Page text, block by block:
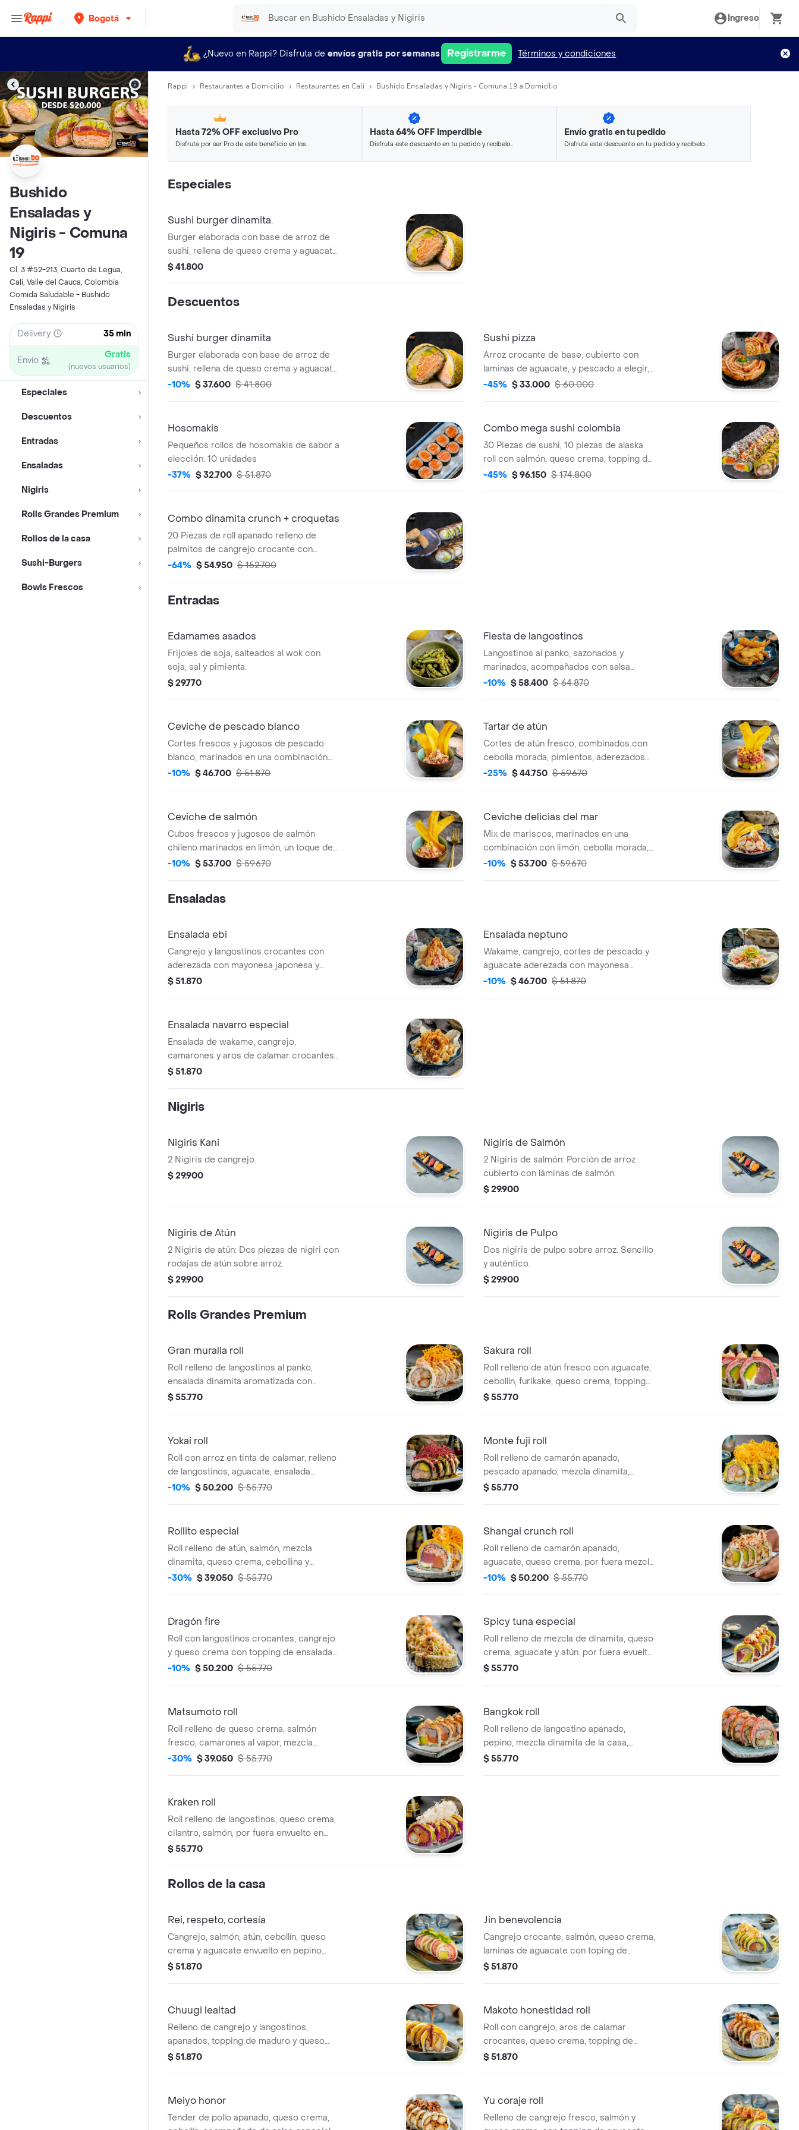
Bogotá Ingreso
¿Nuevo en Rappi? Disfruta de envíos gratis por semanas Registrarme Términos y condiciones
Bushido
Ensaladas y
Nigiris - Comuna
19
Cl. 3 #52-213, Cuarto de Legua,
Cali, Valle del Cauca, Colombia
Comida Saludable - Bushido
Ensaladas y Nigiris
Delivery 35 min
Envío Gratis
(nuevos usuarios)
Especiales
Descuentos
Entradas
Ensaladas
Nigiris
Rolls Grandes Premium
Rollos de la casa
Sushi-Burgers
Bowls Frescos
Rappi Restaurantes a Domicilio Restaurantes en Cali Bushido Ensaladas y Nigiris - Comuna 19 a Domicilio
Hasta 72% OFF exclusivo Pro
Disfruta por ser Pro de este beneficio en los
Hasta 64% OFF imperdible
Disfruta este descuento en tu pedido y recíbelo
Envío gratis en tu pedido
Disfruta este descuento en tu pedido y recíbelo
Especiales
Sushi burger dinamita.
Burger elaborada con base de arroz de
sushi, rellena de queso crema y aguacate
cremoso, con ensalada dinamita de
$ 41.800
Descuentos
Sushi burger dinamita
Burger elaborada con base de arroz de
sushi, rellena de queso crema y aguacate
cremoso, con ensalada dinamita de
-10% $ 37.600 $ 41.800
Sushi pizza
Arroz crocante de base, cubierto con
laminas de aguacate, y pescado a elegir,
wakame, masago salsa teriyaki, chipotle
-45% $ 33.000 $ 60.000
Hosomakis
Pequeños rollos de hosomakis de sabor a
elección. 10 unidades
-37% $ 32.700 $ 51.870
Combo mega sushi colombia
30 Piezas de sushi, 10 piezas de alaska
roll con salmón, queso crema, topping de
aguacate, salmón, wakame y masago, 10
-45% $ 96.150 $ 174.800
Combo dinamita crunch + croquetas
20 Piezas de roll apanado relleno de
palmitos de cangrejo crocante con
queso crema, aguacate bañados en salsa
-64% $ 54.950 $ 152.700
Entradas
Edamames asados
Frijoles de soja, salteados al wok con
soja, sal y pimienta.
$ 29.770
Fiesta de langostinos
Langostinos al panko, sazonados y
marinados, acompañados con salsa
chipote y salsa teriyaki.
-10% $ 58.400 $ 64.870
Ceviche de pescado blanco
Cortes frescos y jugosos de pescado
blanco, marinados en una combinación
con limón, cebolla morada, ají dulce y
-10% $ 46.700 $ 51.870
Tartar de atún
Cortes de atún fresco, combinados con
cebolla morada, pimientos, aderezados
con toques de, limón, srirasha, aceite de
-25% $ 44.750 $ 59.670
Ceviche de salmón
Cubos frescos y jugosos de salmón
chileno marinados en limón, un toque de
maracuyá, cebolla morada, ají dulce y
-10% $ 53.700 $ 59.670
Ceviche delicias del mar
Mix de mariscos, marinados en una
combinación con limón, cebolla morada,
ají dulce y cilantro.
-10% $ 53.700 $ 59.670
Ensaladas
Ensalada ebi
Cangrejo y langostinos crocantes con
aderezada con mayonesa japonesa y
teriyaki.
$ 51.870
Ensalada neptuno
Wakame, cangrejo, cortes de pescado y
aguacate aderezada con mayonesa
japonesa.
-10% $ 46.700 $ 51.870
Ensalada navarro especial
Ensalada de wakame, cangrejo,
camarones y aros de calamar crocantes,
con aderezo de masago y salsa de
$ 51.870
Nigiris
Nigiris Kani
2 Nigiris de cangrejo.
$ 29.900
Nigiris de Salmón
2 Nigiris de salmón: Porción de arroz
cubierto con láminas de salmón.
$ 29.900
Nigiris de Atún
2 Nigiris de atún: Dos piezas de nigiri con
rodajas de atún sobre arroz.
$ 29.900
Nigiris de Pulpo
Dos nigiris de pulpo sobre arroz. Sencillo
y auténtico.
$ 29.900
Rolls Grandes Premium
Gran muralla roll
Roll relleno de langostinos al panko,
ensalada dinamita aromatizada con
aceite de sésamo y cebollín, con un
y teriyaki coronado con crunchy de
$ 55.770
Sakura roll
Roll relleno de atún fresco con aguacate,
cebollín, furikake, queso crema, topping
de atún fresco y salsa chiplote
$ 55.770
Yokai roll
Roll con arroz en tinta de calamar, relleno
de langostinos, aguacate, ensalada
dinamita con toque de sriracha, topping
cilantro.
-10% $ 50.200 $ 55.770
Monte fuji roll
Roll relleno de camarón apanado,
pescado apanado, mezcla dinamita,
queso crema y cebollina. por fuera
$ 55.770
Rollito especial
Roll relleno de atún, salmón, mezcla
dinamita, queso crema, cebollina y
plátano frito. por fuera, teriyaki, crunch de
-30% $ 39.050 $ 55.770
Shangai crunch roll
Roll relleno de camarón apanado,
aguacate, queso crema. por fuera mezcla
de mayonesa de masago con cangrejo y
-10% $ 50.200 $ 55.770
Dragón fire
Roll con langostinos crocantes, cangrejo
y queso crema con topping de ensalada
dinamita con salsa chipotle y de anguila.
-10% $ 50.200 $ 55.770
Spicy tuna especial
Roll relleno de mezcla de dinamita, queso
crema, aguacate y atún. por fuera evuelto
en aguacate con mezcla de atún-cronchi-
$ 55.770
Matsumoto roll
Roll relleno de queso crema, salmón
fresco, camarones al vapor, mezcla
dinamita aguacate, topping de salmón
-30% $ 39.050 $ 55.770
Bangkok roll
Roll relleno de langostino apanado,
pepino, mezcla dinamita de la casa,
queso crema, topping de mezcla
$ 55.770
Kraken roll
Roll relleno de langostinos, queso crema,
cilantro, salmón, por fuera envuelto en
aguacate e hilos crocantes de arroz
$ 55.770
Rollos de la casa
Rei, respeto, cortesía
Cangrejo, salmón, atún, cebollín, queso
crema y aguacate envuelto en pepino
acompañado con wakame y masago.
$ 51.870
Jin benevolencia
Cangrejo crocante, salmón, queso crema,
laminas de aguacate con toping de
ensalada neptuno bañado en salsa de
$ 51.870
Chuugi lealtad
Relleno de cangrejo y langostinos,
apanados, topping de maduro y queso
mozzarella fundido, bañado con salsa
$ 51.870
Makoto honestidad roll
Roll con cangrejo, aros de calamar
crocantes, queso crema, topping de
cangrejo y langostinos temporizados en
$ 51.870
Meiyo honor
Tender de pollo apanado, queso crema,
Yu coraje roll
Relleno de cangrejo fresco, salmón y